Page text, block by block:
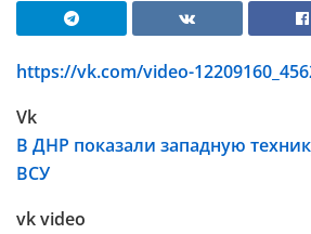
https://vk.com/video-
Vk
В ДНР показали западную
ВСУ
vk video